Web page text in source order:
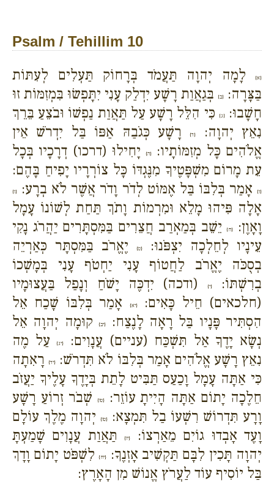
Psalm / Tehillim 10
{א}
לָמָה יְהוָה תַּעֲמֹד בְּרָחוֹק תַּעְלִים לְעִתּוֹת
בַּצָּרָה:
{ב} בְּגַאֲוַת רָשָׁע יִדְלַק עָנִי יִתָּפְשׂוּ בִּמְזִמּוֹת זוּ
חָשָׁבוּ:{ג} כִּי הִלֵּל רָשָׁע עַל תַּאֲוַת נַפְשׁוֹ וּבֹצֵעַ בֵּרֵךְ
נִאֵץ יְהוָה:
{ד}רָשָׁע כְּגֹבַהּ אַפּוֹ בַּל יִדְרֹשׁ אֵין
אֱלֹהִים כָּל מְזִמּוֹתָיו:
{ה}יָחִילוּ (דרכו) דְרָכָיו בְּכָל
עֵת מָרוֹם מִשְׁפָּטֶיךָ מִנֶּגְדּוֹ כָּל צוֹרְרָיו יָפִיחַ בָּהֶם:
{ו} אָמַר בְּלִבּוֹ בַּל אֶמּוֹט לְדֹר וָדֹר אֲשֶׁר לֹא בְרָע: {ז}
אָלָה פִּיהוּ מָלֵא וּמִרְמוֹת וָתֹךְ תַּחַת לְשׁוֹנוֹ עָמָל
וָאָוֶן:
{ח}יֵשֵׁב בְּמַאְרַב חֲצֵרִים בַּמִּסְתָּרִים יַהֲרֹג נָקִי
עֵינָיו לְחֵלְכָה יִצְפֹּנוּ:
{ט}
יֶאֱרֹב בַּמִּסְתָּר כְּאַרְיֵה
בְסֻכֹּה יֶאֱרֹב לַחֲטוֹף עָנִי יַחְטֹף עָנִי בְּמָשְׁכוֹ
בְרִשְׁתּוֹ:
{י}(ודכה) יִדְכֶּה יָשֹׁחַ וְנָפַל בַּעֲצוּמָיו
(חלכאים) חֵיל כָּאִים:{יא}
אָמַר בְּלִבּוֹ שָׁכַח אֵל
הִסְתִּיר פָּנָיו בַּל רָאָה לָנֶצַח:
{יב}קוּמָה יְהוָה אֵל
נְשָׂא יָדֶךָ אַל תִּשְׁכַּח (עניים) עֲנָוִים:
{יג}עַל מֶה
נִאֵץ רָשָׁע אֱלֹהִים אָמַר בְּלִבּוֹ לֹא תִּדְרֹשׁ:
{יד}רָאִתָה
כִּי אַתָּה עָמָל וָכַעַס תַּבִּיט לָתֵת בְּיָדֶךָ עָלֶיךָ יַעֲזֹב
חֵלֶכָה יָתוֹם אַתָּה הָיִיתָ עוֹזֵר:{טו}
שְׁבֹר זְרוֹעַ רָשָׁע
וָרָע תִּדְרוֹשׁ רִשְׁעוֹ בַל תִּמְצָא:
{טז}
יְהוָה מֶלֶךְ עוֹלָם
וָעֶד אָבְדוּ גוֹיִם מֵאַרְצוֹ:
{יז}תַּאֲוַת עֲנָוִים שָׁמַעְתָּ
יְהוָה תָּכִין לִבָּם תַּקְשִׁיב אָזְנֶךָ:
{יח}לִשְׁפֹּט יָתוֹם וָדָךְ
בַּל יוֹסִיף עוֹד לַעֲרֹץ אֱנוֹשׁ מִן הָאָרֶץ: